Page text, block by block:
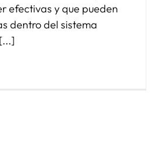
efectivas y que pueden
dentro del sistema